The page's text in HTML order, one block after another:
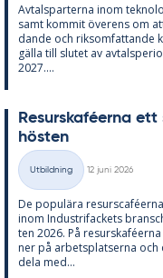
Av­tals­par­ter­na inom
samt kom­mit över­ens om
dan­de och riksom­fat­tan­de
gäl­la till slu­tet av
2027....
Re­surskafé­er­na
hös­ten
Kategorier
Utbildning
12 juni 2026
De po­pu­lä­ra
inom In­du­stri­fac­kets
ten 2026. På
ner på ar­bets­plat­ser­na
dela med...